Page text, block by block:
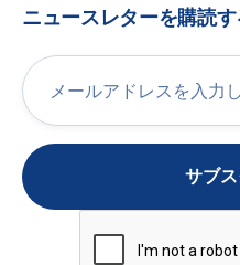
ニュースレターを購読す